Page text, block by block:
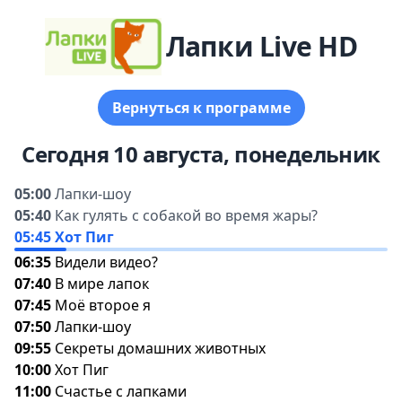
Лапки Live HD
ернуться к программе
Сегодня 10 августа, понедельник
05:00Лапки-шоу
05:40 Как гулять с собакой во время жары?
05:45Хот Пи
06:35 идели видео?
07:40 мире лапок
07:45 Моё второе я
07:50Лапки-шоу
09:55 Секреты домашних животных
10:00Хот Пи
11:00 Счастье с лапками